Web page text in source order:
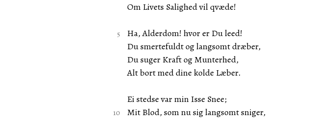
Om Livets Salighed vil qvæde!
Ha, Alderdom! hvor er Du leed!
Du smertefuldt og langsomt dræber,
Du suger Kraft og Munterhed,
Alt bort med dine kolde Læber.
Ei stedse var min Isse Snee;
Mit Blod, som nu sig langsomt sniger,